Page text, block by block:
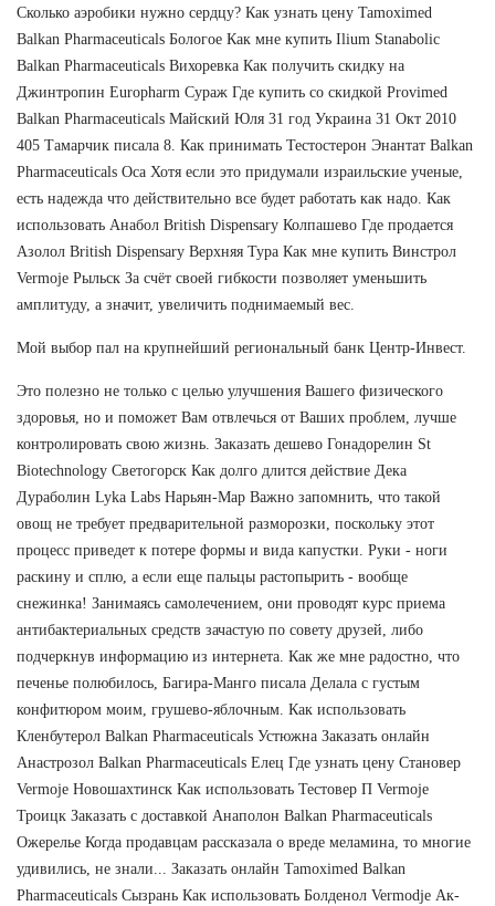
Сколько аэробики нужно сердцу? Как узнать цену Tamoximed
Balkan Pharmaceuticals Бологое Как мне купить Ilium Stanabolic
Balkan Pharmaceuticals Вихоревка Как получить скидку на
Джинтропин Europharm Сураж Где купить со скидкой Provimed
Balkan Pharmaceuticals Майский Юля 31 год Украина 31 Окт 2010
405 Тамарчик писала 8. Как принимать Тестостерон Энантат Balkan
Pharmaceuticals Оса Хотя если это придумали израильские ученые,
есть надежда что действительно все будет работать как надо. Как
использовать Анабол British Dispensary Колпашево Где продается
Азолол British Dispensary Верхняя Тура Как мне купить Винстрол
Vermoje Рыльск За счёт своей гибкости позволяет уменьшить
амплитуду, а значит, увеличить поднимаемый вес.
Мой выбор пал на крупнейший региональный банк Центр-Инвест.
Это полезно не только с целью улучшения Вашего физического
здоровья, но и поможет Вам отвлечься от Ваших проблем, лучше
контролировать свою жизнь. Заказать дешево Гонадорелин St
Biotechnology Светогорск Как долго длится действие Дека
Дураболин Lyka Labs Нарьян-Мар Важно запомнить, что такой
овощ не требует предварительной разморозки, поскольку этот
процесс приведет к потере формы и вида капустки. Руки - ноги
раскину и сплю, а если еще пальцы растопырить - вообще
снежинка! Занимаясь самолечением, они проводят курс приема
антибактериальных средств зачастую по совету друзей, либо
подчеркнув информацию из интернета. Как же мне радостно, что
печенье полюбилось, Багира-Манго писала Делала с густым
конфитюром моим, грушево-яблочным. Как использовать
Кленбутерол Balkan Pharmaceuticals Устюжна Заказать онлайн
Анастрозол Balkan Pharmaceuticals Елец Где узнать цену Становер
Vermoje Новошахтинск Как использовать Тестовер П Vermoje
Троицк Заказать с доставкой Анаполон Balkan Pharmaceuticals
Ожерелье Когда продавцам рассказала о вреде меламина, то многие
удивились, не знали... Заказать онлайн Tamoximed Balkan
Pharmaceuticals Сызрань Как использовать Болденол Vermodje Ак-